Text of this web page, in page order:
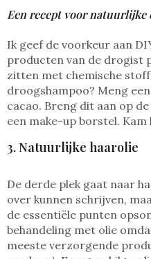
Een recept voor natuurlijke
Ik geef de voorkeur aan
producten van de drogist
zitten met chemische
droogshampoo? Meng
cacao. Breng dit aan op
een make-up borstel. Kam
3. Natuurlijke haarolie
De derde plek gaat naar
over kunnen schrijven,
de essentiële punten
behandeling met olie
meeste verzorgende